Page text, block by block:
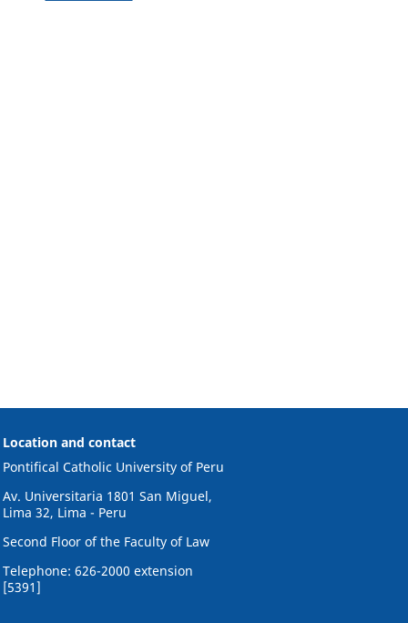
Location and contact
Pontifical Catholic University of Peru
Av. Universitaria 1801 San Miguel,
Lima 32, Lima - Peru
Second Floor of the Faculty of Law
Telephone: 626-2000 extension
[5391]